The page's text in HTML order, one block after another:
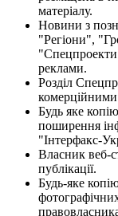
матеріалу.
Новини з
"Регіони",
реклами.
Розділ
Будь яке
поширення
"Інтерфакс-
Власник веб-
публікації.
Будь-яке